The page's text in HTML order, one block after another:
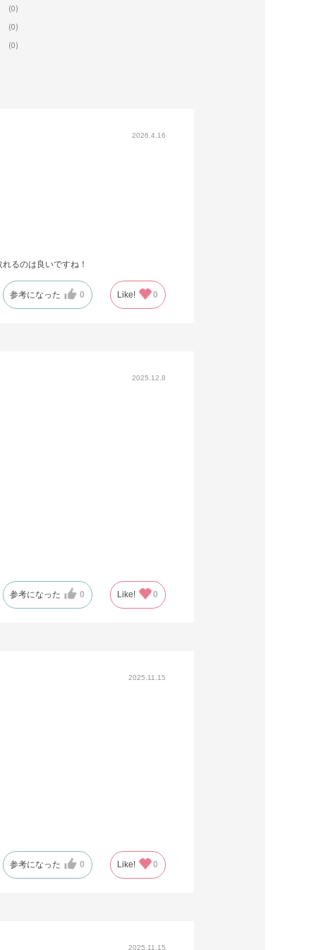
(0)
(0)
(0)
2026.4.16
るのは良いですね！
参考になった 0 Like! 0
2025.12.8
参考になった 0 Like! 0
2025.11.15
参考になった 0 Like! 0
2025.11.15